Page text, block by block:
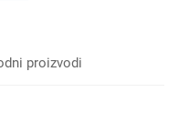
proizvodi